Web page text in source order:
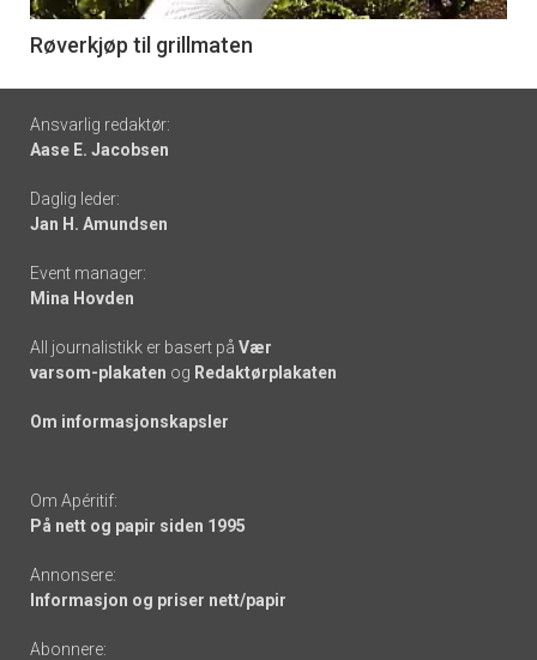
6
Røverkjøp til grillmaten
Footer
-
links
Ansvarlig redaktør:
Aase E. Jacobsen
Daglig leder:
Jan H. Amundsen
Event manager:
Mina Hovden
All journalistikk er basert på Vær
varsom-plakaten og Redaktørplakaten
Om informasjonskapsler
Om Apéritif:
På nett og papir siden 1995
Annonsere:
Informasjon og priser nett/papir
Abonnere: